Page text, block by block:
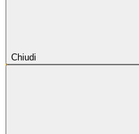
Chiudi